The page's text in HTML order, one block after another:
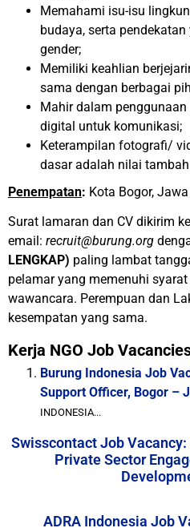
Memahami isu-isu
budaya, serta
gender;
Memiliki keahlian
sama dengan berbagai
Mahir dalam
digital untuk komunikasi;
Keterampilan fotografi/
dasar adalah nilai
Penempatan: Kota Bogor,
Surat lamaran dan CV dikirim
email: recruit@burung.org
LENGKAP) paling lambat
pelamar yang memenuhi
wawancara. Perempuan dan
kesempatan yang sama.
Kerja NGO Job
Burung Indonesia Job
Support Officer, Bogor –
INDONESIA...
Swisscontact Job
Private Sector
ADRA Indonesia Job